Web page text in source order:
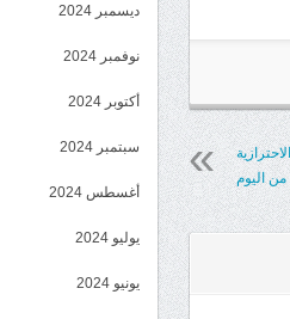
من اليوم
ديسمبر 2024
نوفمبر 2024
أكتوبر 2024
سبتمبر 2024
أغسطس 2024
يوليو 2024
يونيو 2024